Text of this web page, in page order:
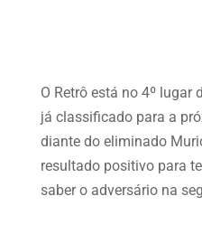
O Retrô está no 4º lugar
já classificado para a
diante do eliminado
resultado positivo para
saber o adversário na